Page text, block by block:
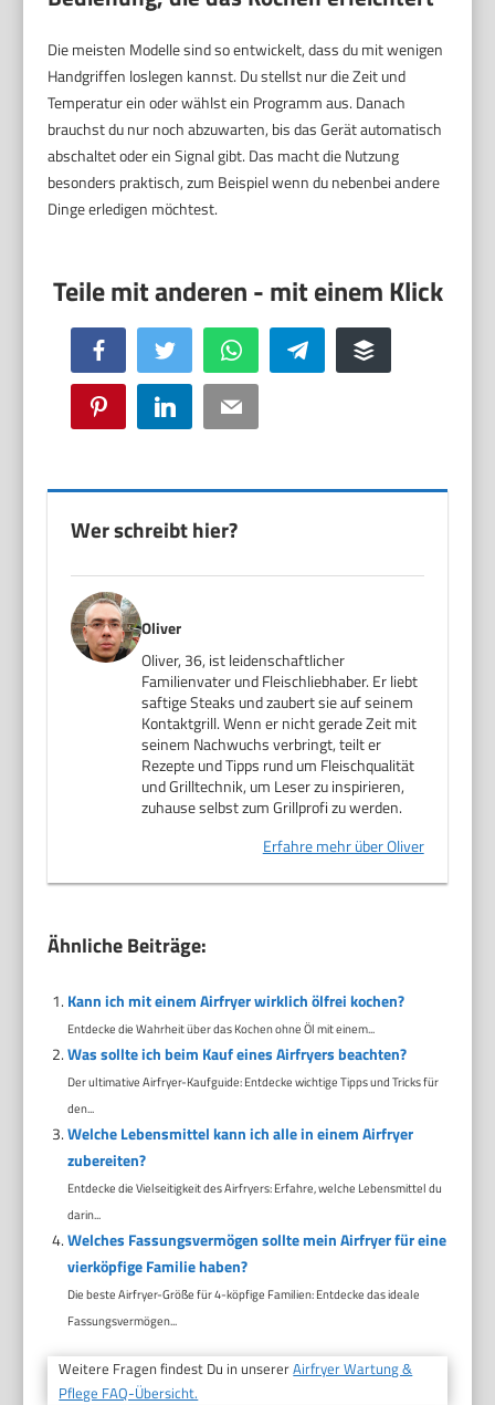
Die meisten Modelle sind so entwickelt, dass du mit wenigen
Handgriffen loslegen kannst. Du stellst nur die Zeit und
Temperatur ein oder wählst ein Programm aus. Danach
brauchst du nur noch abzuwarten, bis das Gerät automatisch
abschaltet oder ein Signal gibt. Das macht die Nutzung
besonders praktisch, zum Beispiel wenn du nebenbei andere
Dinge erledigen möchtest.
Facebook Twitter WhatsApp Telegram Buffer
Pinterest LinkedIn Email
Wer schreibt hier?
Oliver
Oliver, 36, ist leidenschaftlicher
Familienvater und Fleischliebhaber. Er liebt
saftige Steaks und zaubert sie auf seinem
Kontaktgrill. Wenn er nicht gerade Zeit mit
seinem Nachwuchs verbringt, teilt er
Rezepte und Tipps rund um Fleischqualität
und Grilltechnik, um Leser zu inspirieren,
zuhause selbst zum Grillprofi zu werden.
Erfahre mehr über Oliver
Ähnliche Beiträge:
Kann ich mit einem Airfryer wirklich ölfrei kochen?
Entdecke die Wahrheit über das Kochen ohne Öl mit einem...
Was sollte ich beim Kauf eines Airfryers beachten?
Der ultimative Airfryer-Kaufguide: Entdecke wichtige Tipps und Tricks für
den...
Welche Lebensmittel kann ich alle in einem Airfryer
zubereiten?
Entdecke die Vielseitigkeit des Airfryers: Erfahre, welche Lebensmittel du
darin...
Welches Fassungsvermögen sollte mein Airfryer für eine
vierköpfige Familie haben?
Die beste Airfryer-Größe für 4-köpfige Familien: Entdecke das ideale
Fassungsvermögen...
Weitere Fragen findest Du in unsererAirfryer Wartung &
Pflege FAQ-Übersicht.